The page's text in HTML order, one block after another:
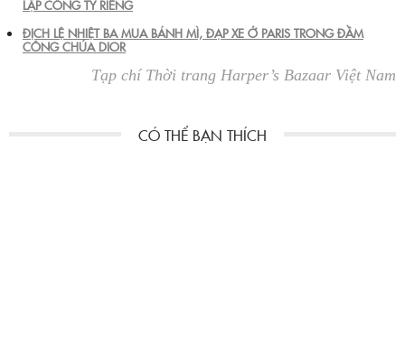
LẬP CÔNG TY RIÊNG
ĐỊCH LỆ NHIỆT BA MUA BÁNH MÌ, ĐẠP XE Ở PARIS TRONG ĐẦM
CÔNG CHÚA DIOR
Tạp chí Thời trang Harper’s Bazaar Việt Nam